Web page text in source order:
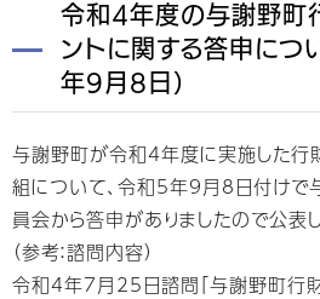
令和4年度の与謝野町
ントに関する答申につ
年9月8日）
与謝野町が令和4年度に実施した行
組について、令和5年9月8日付け
員会から答申がありましたので公表し
（参考：諮問内容）
令和4年7月25日諮問「与謝野町行